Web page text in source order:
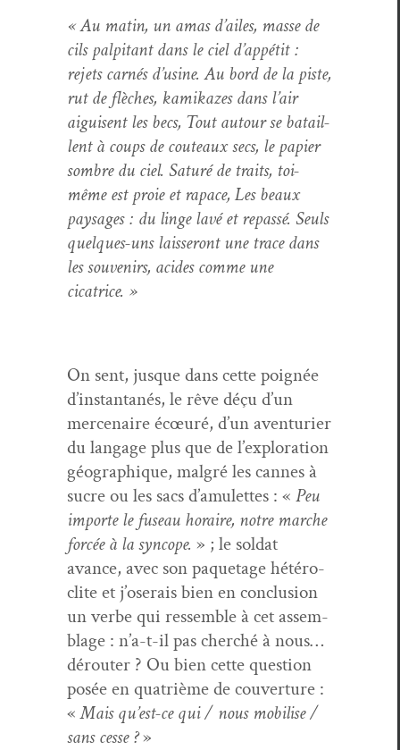
« Au matin, un amas d’ailes, masse de
cils pal­pi­tant dans le ciel d’ap­pétit :
rejets carnés d’u­sine. Au bord de la piste,
rut de flèch­es, kamikazes dans l’air
aigu­isent les becs, Tout autour se batail­
lent à coups de couteaux secs, le papi­er
som­bre du ciel. Sat­uré de traits, toi-
même est proie et rapace, Les beaux
paysages : du linge lavé et repassé. Seuls
quelques-uns lais­seront une trace dans
les sou­venirs, acides comme une
cicatrice. »
On sent, jusque dans cette poignée
d’in­stan­ta­nés, le rêve déçu d’un
mer­ce­naire écœuré, d’un aven­turi­er
du lan­gage plus que de l’ex­plo­ration
géo­graphique, mal­gré les cannes à
sucre ou les sacs d’a­mulettes : « Peu
importe le fuse­au horaire, notre marche
for­cée à la syn­cope. » ; le sol­dat
avance, avec son paque­tage hétéro­
clite et j’oserais bien en con­clu­sion
un verbe qui ressem­ble à cet assem­
blage : n’a-t-il pas cher­ché à nous…
dérouter ? Ou bien cette ques­tion
posée en qua­trième de cou­ver­ture :
«Mais qu’est-ce qui / nous mobilise /
sans cesse ?»